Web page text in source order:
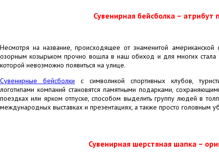
Сувенирная бейсболка –
Несмотря на название, происходящее от знаменитой американской
озорным козырьком прочно вошла в наш обиход и для многих
которой невозможно появиться на улице.
Сувенирные бейсболки с символикой спортивных клубов,
логотипами компаний становятся памятными подарками,
поездках или ярком отпуске, способом выделить группу людей в
международных выставках и презентациях, а также просто головным
Сувенирная шерстяная шапка –